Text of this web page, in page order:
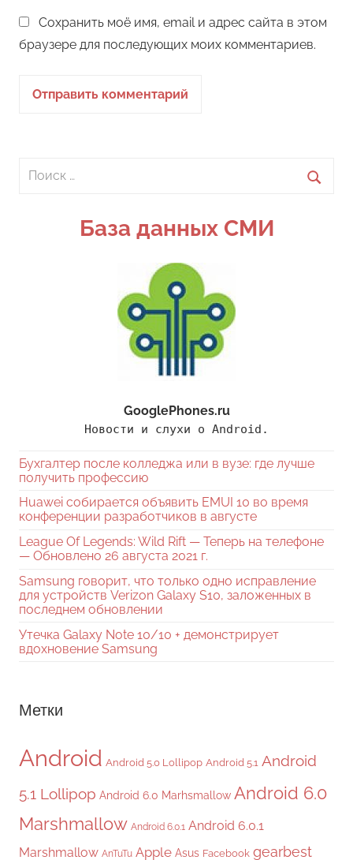
Сохранить моё имя, email и адрес сайта в этом
браузере для последующих моих комментариев.
Поиск
База данных СМИ
GooglePhones.ru
Новости и слухи о Android.
Бухгалтер после колледжа или в вузе: где лучше
получить профессию
Huawei собирается объявить EMUI 10 во время
конференции разработчиков в августе
League Of Legends: Wild Rift — Теперь на телефоне
— Обновлено 26 августа 2021 г.
Samsung говорит, что только одно исправление
для устройств Verizon Galaxy S10, заложенных в
последнем обновлении
Утечка Galaxy Note 10/10 + демонстрирует
вдохновение Samsung
Метки
Android Android 5.0 Lollipop Android 5.1 Android
5.1 Lollipop Android 6.0 Marhsmallow Android 6.0
Marshmallow Android 6.0.1 Android 6.0.1
Marshmallow AnTuTu Apple Asus Facebook gearbest